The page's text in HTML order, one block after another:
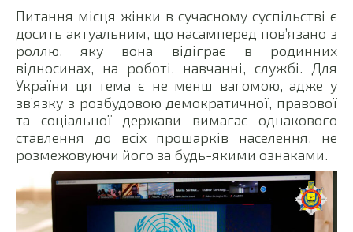
Питання місця жінки в сучасному суспільстві є
досить актуальним, що насамперед пов’язано з
роллю, яку вона відіграє в родинних
відносинах, на роботі, навчанні, службі. Для
України ця тема є не менш вагомою, адже у
зв’язку з розбудовою демократичної, правової
та соціальної держави вимагає однакового
ставлення до всіх прошарків населення, не
розмежовуючи його за будь-якими ознаками.